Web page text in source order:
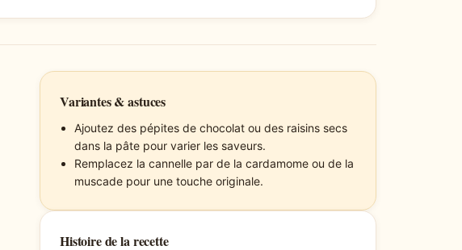
Variantes & astuces
Ajoutez des pépites de chocolat ou des raisins secs
dans la pâte pour varier les saveurs.
Remplacez la cannelle par de la cardamome ou de la
muscade pour une touche originale.
Histoire de la recette